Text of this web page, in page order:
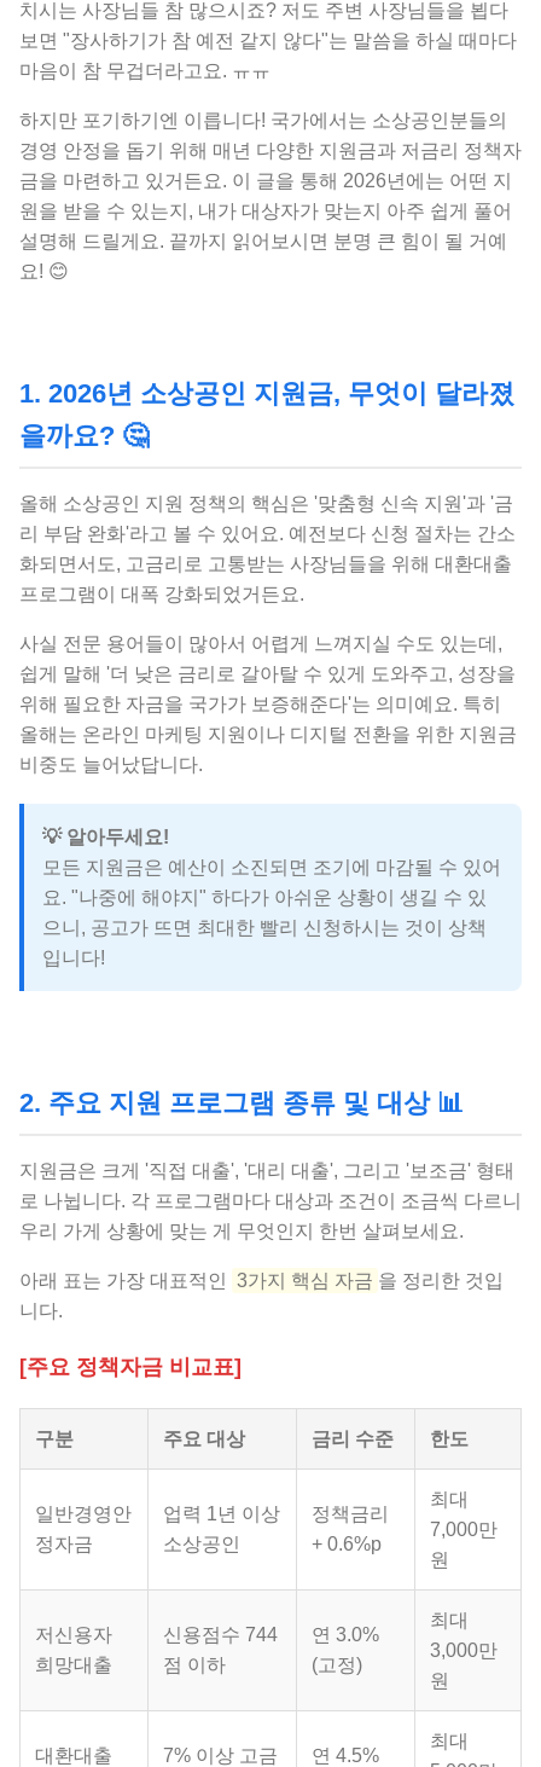
치시는 사장님들 참 많으시죠? 저도 주변 사장님들을 뵙다
보면 "장사하기가 참 예전 같지 않다"는 말씀을 하실 때마다
마음이 참 무겁더라고요. ㅠㅠ
하지만 포기하기엔 이릅니다! 국가에서는 소상공인분들의
경영 안정을 돕기 위해 매년 다양한 지원금과 저금리 정책자
금을 마련하고 있거든요. 이 글을 통해 2026년에는 어떤 지
원을 받을 수 있는지, 내가 대상자가 맞는지 아주 쉽게 풀어
설명해 드릴게요. 끝까지 읽어보시면 분명 큰 힘이 될 거예
요! 😊
1. 2026년 소상공인 지원금, 무엇이 달라졌
을까요? 🤔
올해 소상공인 지원 정책의 핵심은 '맞춤형 신속 지원'과 '금
리 부담 완화'라고 볼 수 있어요. 예전보다 신청 절차는 간소
화되면서도, 고금리로 고통받는 사장님들을 위해 대환대출
프로그램이 대폭 강화되었거든요.
사실 전문 용어들이 많아서 어렵게 느껴지실 수도 있는데,
쉽게 말해 '더 낮은 금리로 갈아탈 수 있게 도와주고, 성장을
위해 필요한 자금을 국가가 보증해준다'는 의미예요. 특히
올해는 온라인 마케팅 지원이나 디지털 전환을 위한 지원금
비중도 늘어났답니다.
💡 알아두세요!
모든 지원금은 예산이 소진되면 조기에 마감될 수 있어
요. "나중에 해야지" 하다가 아쉬운 상황이 생길 수 있
으니, 공고가 뜨면 최대한 빨리 신청하시는 것이 상책
입니다!
2. 주요 지원 프로그램 종류 및 대상 📊
지원금은 크게 '직접 대출', '대리 대출', 그리고 '보조금' 형태
로 나뉩니다. 각 프로그램마다 대상과 조건이 조금씩 다르니
우리 가게 상황에 맞는 게 무엇인지 한번 살펴보세요.
아래 표는 가장 대표적인 3가지 핵심 자금 을 정리한 것입
니다.
[주요 정책자금 비교표]
구분 주요 대상 금리 수준 한도
일반경영안
정자금
업력 1년 이상
소상공인
정책금리
+ 0.6%p
최대
7,000만
원
저신용자
희망대출
신용점수 744
점 이하
연 3.0%
(고정)
최대
3,000만
원
대환대출 7% 이상 고금 연 4.5%
최대